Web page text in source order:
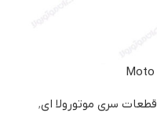
قطعات سری موتورولا ای,